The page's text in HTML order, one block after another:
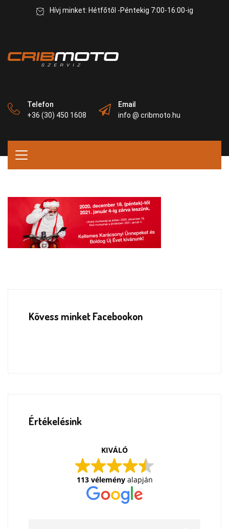
Hívj minket: Hétfőtől -Péntekig 7:00-16:00-ig
Telefon
+36 (30) 450 1608
Email
info @ cribmoto.hu
Kövess minket Facebookon
Értékelésink
KIVÁLÓ
113 véleményalapján